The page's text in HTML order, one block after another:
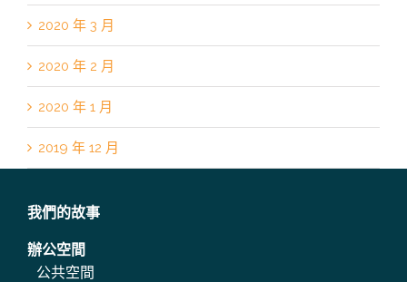
2020 年 3 月
2020 年 2 月
2020 年 1 月
2019 年 12 月
我們的故事
辦公空間
公共空間